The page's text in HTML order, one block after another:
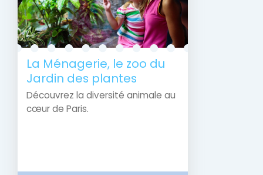
La Ménagerie, le zoo du
Jardin des plantes
Découvrez la diversité animale au
cœur de Paris.